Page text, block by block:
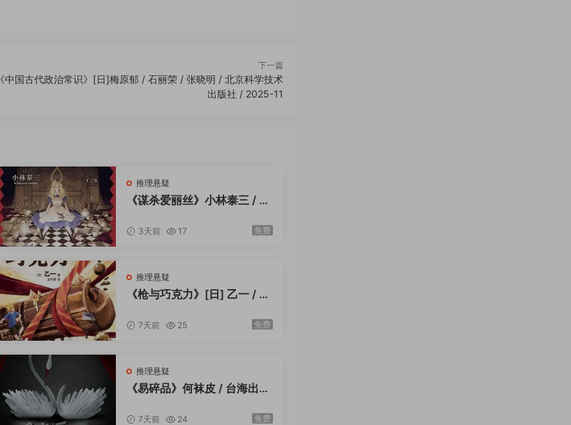
下一篇
《中国古代政治常识》[日]梅原郁 / 石丽荣 / 张晓明 / 北京科学技术
出版社 / 2025-11
推理悬疑
《谋杀爱丽丝》小林泰三 / 丁
23-9
3天前 17 免费
推理悬疑
《枪与巧克力》[日] 乙一 / 王
23-12
7天前 25 免费
推理悬疑
《易碎品》何袜皮 / 台海出版
7天前 24 免费